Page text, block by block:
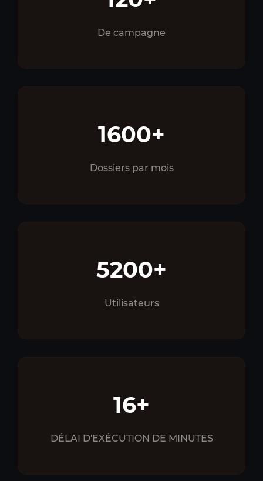
De campagne
1600+
Dossiers par mois
5200+
Utilisateurs
16+
DÉLAI D'EXÉCUTION DE MINUTES